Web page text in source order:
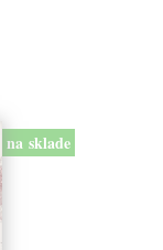
na sklade